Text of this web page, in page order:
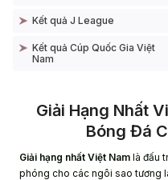
Kết quả J League
Kết quả Cúp Quốc Gia Việt
Nam
Giải Hạng Nhất
Bóng Đá
Giải hạng nhất Việt Nam là đấu
phóng cho các ngôi sao tương